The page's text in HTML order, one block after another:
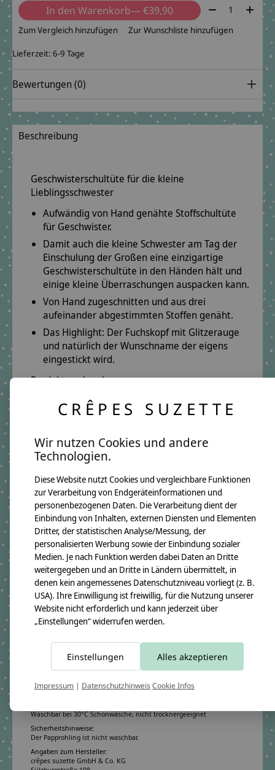
In den Warenkorb — €39,90 Menge:
Zum Vergleich hinzufügen Zur Wunschliste hinzufügen
Lieferzeit: 6-9 Tage
Bewertungen (0)
Beschreibung
Geschwisterschultüte für die kleine
Lieblingsschwester
Aufwändig von Hand genähte Stoffschultüte
für Geschwister.
Damit auch die kleine Schwester am Tag der
Einschulung der Großen eine einzigartige
Geschwisterschultüte in den Händen hält und
einige kleine Überraschungen auspacken kann.
Von Hand zugeschnitten und aus drei
aufeinander abgestimmten Stoffen genäht.
Das Highlight: Der Fuchskopf mit Glitzerauge
und natürlich der Wunschname der eigens
eingestickt wird.
Produktmerkmale:
Füllhöhe: 35 cm
inkl. Papprohling
Produktdetails:
Oberstoff:Rot mit Ornamenten Grün
Mittelstoff:Dunkelblau Uni
Unterstoff:Petrol mit Pünktchen Weiß
Schriftfarbe:Mint
Motiv:Fuchs
Produktangaben:
Geschwistertüte Patricia 2019
GTIN: 4250608112643
Bezugsmaß:
Höhe ca.50cm
Rohlingmaß:
Durchmesser ca. 11cm
Bezugmaterial:
Material des Rohlings:
100% Pappe
Waschbar bei 30°C Schonwäsche, nicht trocknergeeignet
Sicherheitshinweise:
Der Papprohling ist nicht waschbar.
Angaben zum Hersteller:
crêpes suzette GmbH & Co. KG
CRÊPES SUZETTE
Wir nutzen Cookies und andere
Technologien.
Diese Website nutzt Cookies und vergleichbare Funktionen
zur Verarbeitung von Endgeräteinformationen und
personenbezogenen Daten. Die Verarbeitung dient der
Einbindung von Inhalten, externen Diensten und Elementen
Dritter, der statistischen Analyse/Messung, der
personalisierten Werbung sowie der Einbindung sozialer
Medien. Je nach Funktion werden dabei Daten an Dritte
weitergegeben und an Dritte in Ländern übermittelt, in
denen kein angemessenes Datenschutzniveau vorliegt (z. B.
USA). Ihre Einwilligung ist freiwillig, für die Nutzung unserer
Website nicht erforderlich und kann jederzeit über
„Einstellungen“ widerrufen werden.
Einstellungen Alles akzeptieren
Impressum | DatenschutzhinweisCookie Infos